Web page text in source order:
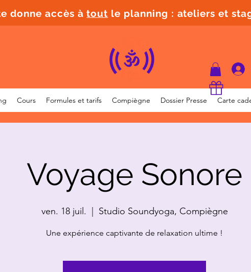
donne accès àtout le planning : ateliers et
Cours Formules et tarifs Compiègne Dossier Presse Carte
Voyage Sonore
ven. 18 juil. Studio Soundyoga, Compiègne
Une expérience captivante de relaxation ultime !